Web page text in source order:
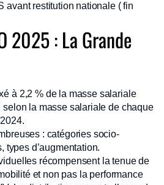
avant restitution nationale ( fin
2025 : La Grande
à 2,2 % de la masse salariale
selon la masse salariale de chaque
: catégories socio-
types d’augmentation.
récompensent la tenue de
et non pas la performance